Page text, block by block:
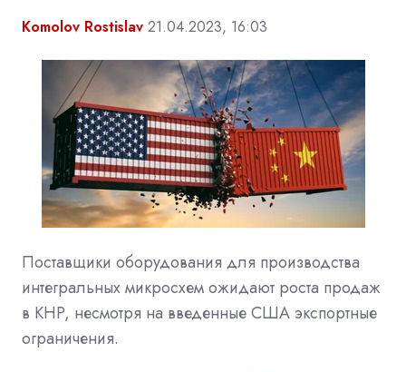
Komolov Rostislav 21.04.2023, 16:03
Поставщики оборудования для производства
интегральных микросхем ожидают роста продаж
в КНР, несмотря на введенные США экспортные
ограничения.